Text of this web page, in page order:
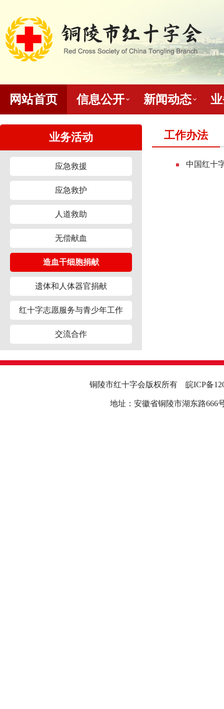
网站首页 信息公开 新闻动态
业务活动
应急救援
应急救护
人道救助
无偿献血
造血干细胞捐献
遗体和人体器官捐献
红十字志愿服务与青少年工作
交流合作
工作办法
中国红十
铜陵市红十字会版权所有 皖ICP备
地址：安徽省铜陵市湖东路666